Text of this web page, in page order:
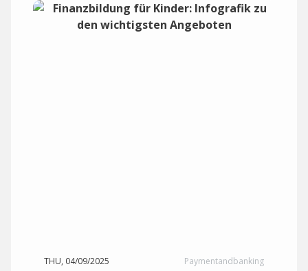
THU, 04/09/2025 Paymentandbanking